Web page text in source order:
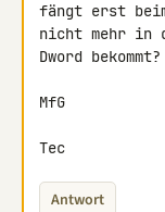
fängt erst
nicht mehr in
Dword bekommt?
MfG
Tec
Antwort